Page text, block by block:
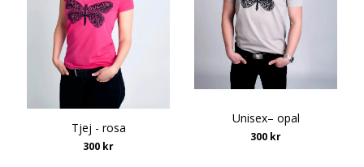
Tjej - rosa
300 kr
Unisex– opal
300 kr